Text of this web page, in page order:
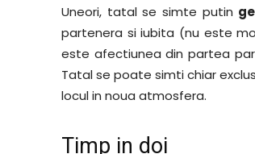
Uneori, tatal se simte putin
partenera si iubita (nu este
este afectiunea din partea
Tatal se poate simti chiar
locul in noua atmosfera.
Timp in doi